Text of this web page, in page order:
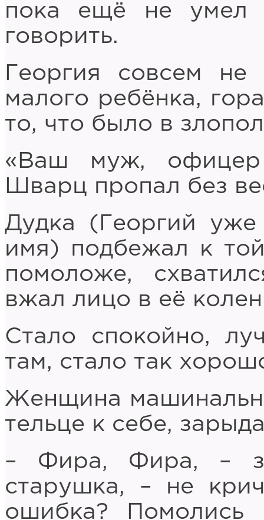
пока ещё не умел
говорить.
Георгия совсем
малого ребёнка,
то, что было в
«Ваш муж, офицер
Шварц пропал без
Дудка (Георгий
имя) подбежал к
помоложе,
вжал лицо в её
Стало спокойно,
там, стало так
Женщина
тельце к себе,
– Фира, Фира, –
старушка, – не
ошибка? Помолись